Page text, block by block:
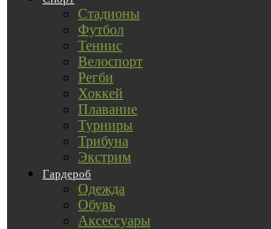
Стадионы
Футбол
Теннис
Велоспорт
Регби
Хоккей
Плавание
Турниры
Трибуна
Экстрим
Гардероб
Одежда
Обувь
Аксессуары